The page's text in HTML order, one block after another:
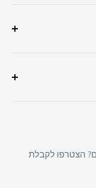
הצטרפו לקבלת